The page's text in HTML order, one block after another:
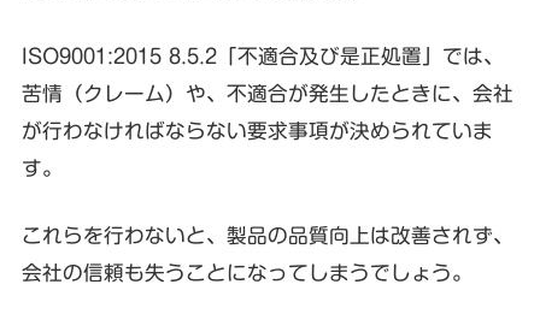
ISO9001:2015 8.5.2「不適合及び是正処置」では、
苦情（クレーム）や、不適合が発生したときに、会社
が行わなければならない要求事項が決められていま
す。
これらを行わないと、製品の品質向上は改善されず、
会社の信頼も失うことになってしまうでしょう。